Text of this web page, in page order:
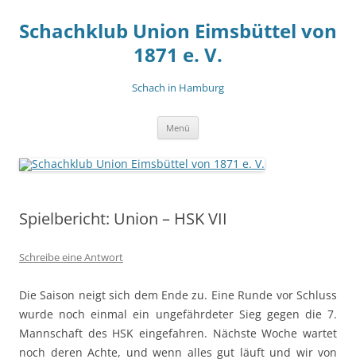
springen
Schachklub Union Eimsbüttel von
1871 e. V.
Schach in Hamburg
Menü
Spielbericht: Union – HSK VII
Schreibe eine Antwort
Die Saison neigt sich dem Ende zu. Eine Runde vor Schluss
wurde noch einmal ein ungefährdeter Sieg gegen die 7.
Mannschaft des HSK eingefahren. Nächste Woche wartet
noch deren Achte, und wenn alles gut läuft und wir von